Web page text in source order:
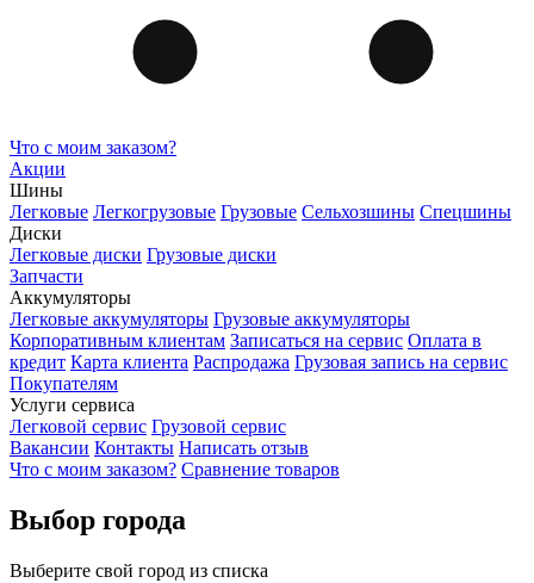
Что с моим заказом?
Акции
Шины
Легковые Легкогрузовые Грузовые Сельхозшины Спецшины
Диски
Легковые диски Грузовые диски
Запчасти
Аккумуляторы
Легковые аккумуляторы Грузовые аккумуляторы
Корпоративным клиентам Записаться на сервис Оплата в
кредит Карта клиента Распродажа Грузовая запись на сервис
Покупателям
Услуги сервиса
Легковой сервис Грузовой сервис
Вакансии Контакты Написать отзыв
Что с моим заказом? Сравнение товаров
Выбор города
Выберите свой город из списка